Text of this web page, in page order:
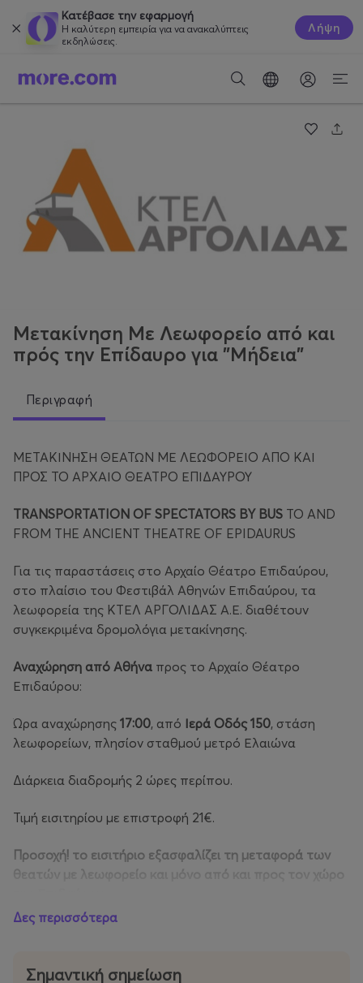
Κατέβασε την εφαρμογή
Η καλύτερη εμπειρία για να ανακαλύπτεις
εκδηλώσεις.
Λήψη
Μετακίνηση Με Λεωφορείο από και
πρός την Επίδαυρο για "Μήδεια"
Περιγραφή
ΜΕΤΑΚΙΝΗΣΗ ΘΕΑΤΩΝ ΜΕ ΛΕΩΦΟΡΕΙΟ ΑΠΟ ΚΑΙ
ΠΡΟΣ ΤΟ ΑΡΧΑΙΟ ΘΕΑΤΡΟ ΕΠΙΔΑΥΡΟΥ
TRANSPORTATION OF SPECTATORS BY BUS TO AND
FROM THE ANCIENT THEATRE OF EPIDAURUS
Για τις παραστάσεις στο Αρχαίο Θέατρο Επιδαύρου,
στο πλαίσιο του Φεστιβάλ Αθηνών Επιδαύρου, τα
λεωφορεία της ΚΤΕΛ ΑΡΓΟΛΙΔΑΣ Α.Ε. διαθέτουν
συγκεκριμένα δρομολόγια μετακίνησης.
Αναχώρηση από Αθήνα προς το Αρχαίο Θέατρο
Επιδαύρου:
Ώρα αναχώρησης 17:00, από Ιερά Οδός 150, στάση
λεωφορείων, πλησίον σταθμού μετρό Ελαιώνα
Διάρκεια διαδρομής 2 ώρες περίπου.
Τιμή εισιτηρίου με επιστροφή 21€.
Προσοχή! το εισιτήριο εξασφαλίζει τη μεταφορά των
θεατών με λεωφορείο και μόνο από και προς τον χώρο
Δες περισσότερα
Σημαντική σημείωση